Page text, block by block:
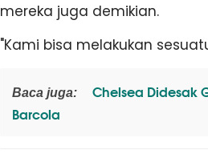
mereka juga demikian.
"Kami bisa melakukan
Baca juga:
Chelsea Didesak
Barcola